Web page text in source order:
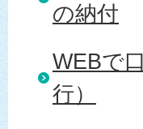
の納付
WEBで
行）